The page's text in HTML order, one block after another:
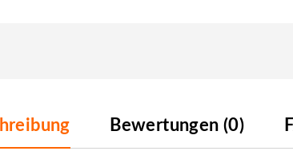
Bewertungen (0)